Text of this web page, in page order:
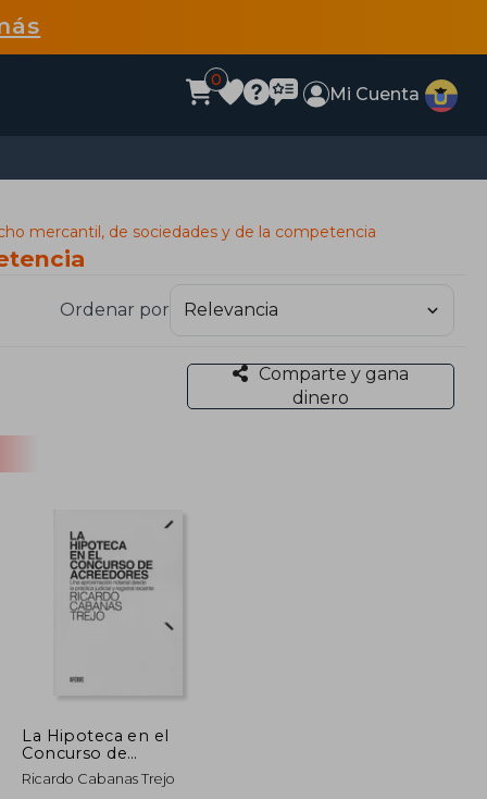
0
Mi Cuenta
mercantil, de sociedades y de la competencia
Ordenar por
Comparte y gana
dinero
La Hipoteca en el
Concurso de
Acreedores: Una
Aproximación Notarial
Ricardo Cabanas Trejo